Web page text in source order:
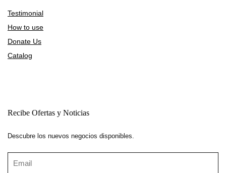
Testimonial
How to use
Donate Us
Catalog
Recibe Ofertas y Noticias
Descubre los nuevos negocios disponibles.